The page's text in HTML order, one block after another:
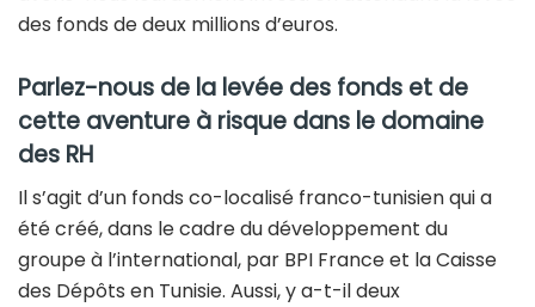
des fonds de deux millions d’euros.
Parlez-nous de la levée des fonds et de
cette aventure à risque dans le domaine
des RH
Il s’agit d’un fonds co-localisé franco-tunisien qui a
été créé, dans le cadre du développement du
groupe à l’international, par BPI France et la Caisse
des Dépôts en Tunisie. Aussi, y a-t-il deux